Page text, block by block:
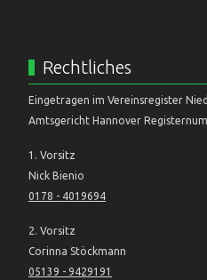
Rechtliches
Eingetragen im Vereinsregister
Amtsgericht Hannover
1. Vorsitz
Nick Bienio
0178 - 4019694
2. Vorsitz
Corinna Stöckmann
05139 - 9429191